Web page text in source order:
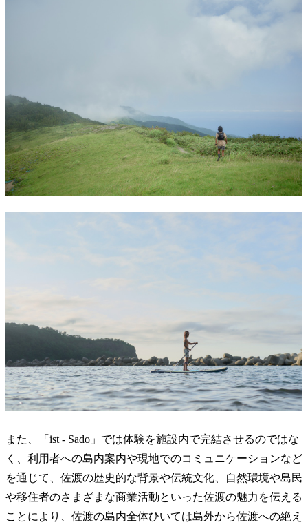
また、「ist - Sado」では体験を施設内で完結させるのではな
く、利用者への島内案内や現地でのコミュニケーションなど
を通じて、佐渡の歴史的な背景や伝統文化、自然環境や島民
や移住者のさまざまな商業活動といった佐渡の魅力を伝える
ことにより、佐渡の島内全体ひいては島外から佐渡への絶え